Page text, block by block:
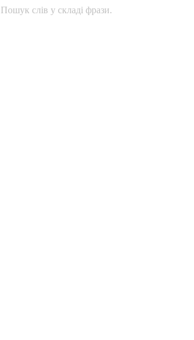
Пошук слів у складі фрази.